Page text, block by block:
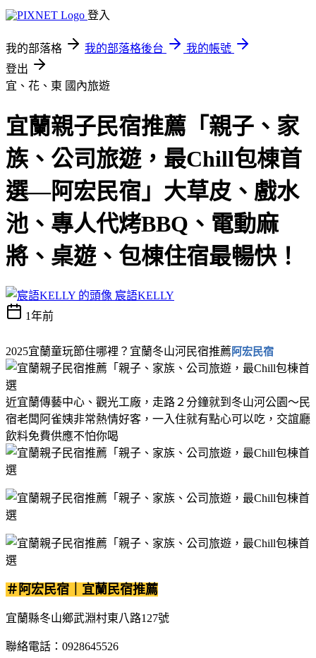
登入
我的部落格 我的部落格後台
我的帳號
登出
宜、花、東 國內旅遊
宜蘭親子民宿推薦「親子、家
族、公司旅遊，最Chill包棟首
選—阿宏民宿」大草皮、戲水
池、專人代烤BBQ、電動麻
將、桌遊、包棟住宿最暢快！
宸語KELLY
1年前
2025宜蘭童玩節住哪裡？宜蘭冬山河民宿推薦阿宏民宿
近宜蘭傳藝中心、觀光工廠，走路２分鐘就到冬山河公園～民
宿老闆阿雀姨非常熱情好客，一入住就有點心可以吃，交誼廳
飲料免費供應不怕你喝
＃阿宏民宿｜宜蘭民宿推薦
宜蘭縣冬山鄉武淵村東八路127號
聯絡電話：0928645526